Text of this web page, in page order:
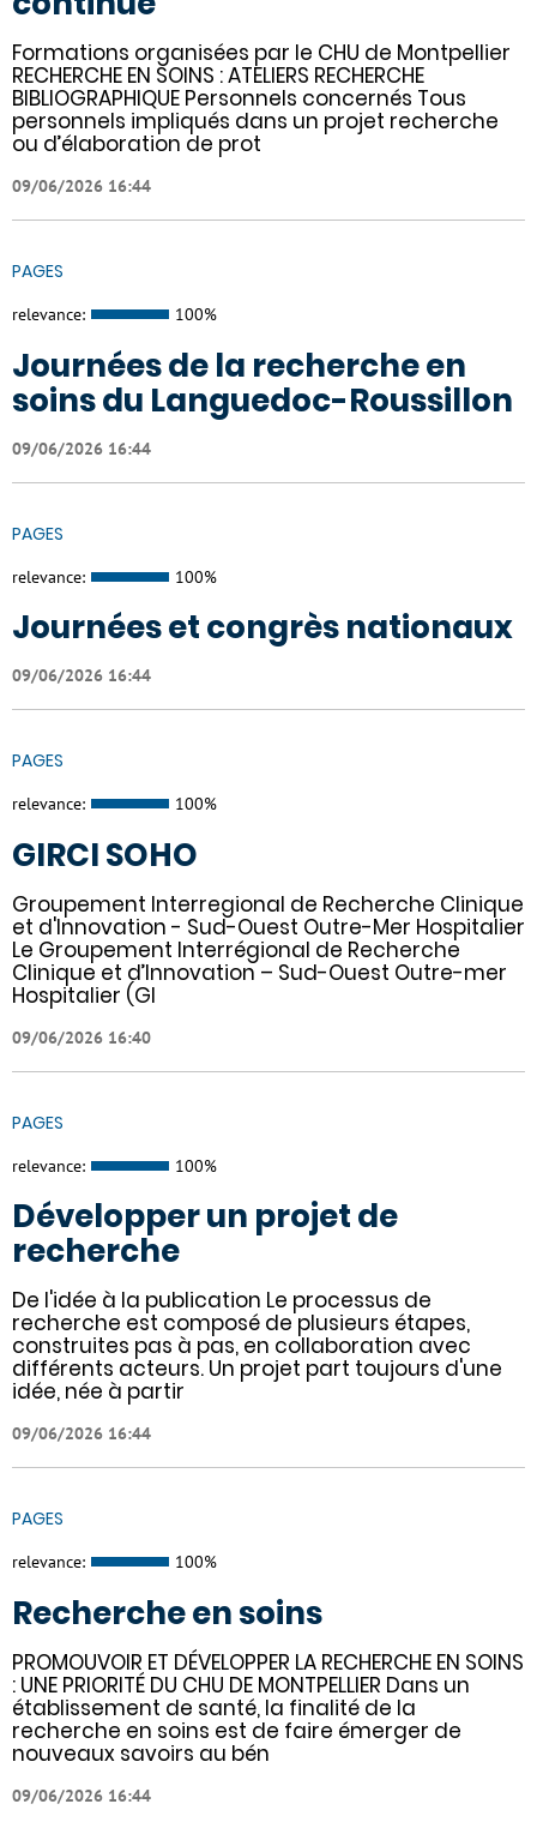
Formations organisées par le CHU de Montpellier
RECHERCHE EN SOINS : ATELIERS RECHERCHE
BIBLIOGRAPHIQUE Personnels concernés Tous
personnels impliqués dans un projet recherche
ou d’élaboration de prot
09/06/2026 16:44
PAGES
relevance: 100%
Journées de la recherche en
soins du Languedoc-Roussillon
09/06/2026 16:44
PAGES
relevance: 100%
Journées et congrès nationaux
09/06/2026 16:44
PAGES
relevance: 100%
GIRCI SOHO
Groupement Interregional de Recherche Clinique
et d'Innovation - Sud-Ouest Outre-Mer Hospitalier
Le Groupement Interrégional de Recherche
Clinique et d’Innovation – Sud-Ouest Outre-mer
Hospitalier (GI
09/06/2026 16:40
PAGES
relevance: 100%
Développer un projet de
recherche
De l'idée à la publication Le processus de
recherche est composé de plusieurs étapes,
construites pas à pas, en collaboration avec
différents acteurs. Un projet part toujours d'une
idée, née à partir
09/06/2026 16:44
PAGES
relevance: 100%
Recherche en soins
PROMOUVOIR ET DÉVELOPPER LA RECHERCHE EN SOINS
: UNE PRIORITÉ DU CHU DE MONTPELLIER Dans un
établissement de santé, la finalité de la
recherche en soins est de faire émerger de
nouveaux savoirs au bén
09/06/2026 16:44